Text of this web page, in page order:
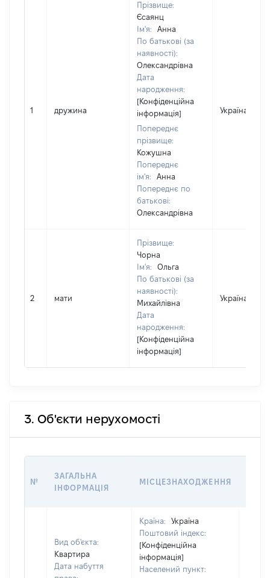
1 дружина
Прізвище:
Єсаянц
Ім'я:
Анна
По батькові (за
наявності):
Олександрівна
Дата
народження:
[Конфіденційна
інформація]
Попереднє
прізвище:
Кожушна
Попереднє
ім'я:
Анна
Попереднє по
батькові:
Олександрівна
Україна
2 мати
Прізвище:
Чорна
Ім'я:
Ольга
По батькові (за
наявності):
Михайлівна
Дата
народження:
[Конфіденційна
інформація]
Україна
3. Об'єкти нерухомості
№
ЗАГАЛЬНА
ІНФОРМАЦІЯ
МІСЦЕЗНАХОДЖЕННЯ
Вид об'єкта:
Квартира
Дата набуття
Країна:
Україна
Поштовий індекс:
[Конфіденційна
інформація]
Населений пункт: